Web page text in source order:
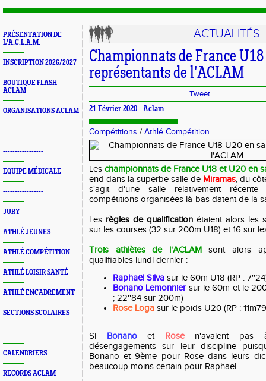
PRÉSENTATION DE
L'A.C.L.A.M.
INSCRIPTION 2026/2027
BOUTIQUE FLASH
ACLAM
ORGANISATIONS ACLAM
-----------------
-----------------
EQUIPE MÉDICALE
-----------------
JURY
ATHLÉ JEUNES
ATHLÉ COMPÉTITION
ATHLÉ LOISIR SANTÉ
ATHLÉ ENCADREMENT
SECTIONS SCOLAIRES
----------------
CALENDRIERS
RECORDS ACLAM
ACTUALITÉS
Championnats de France
représentants de l'ACLAM
Tweet
21 Février 2020 - Aclam
Compétitions / Athlé Compétition
Les championnats de France U18 et U20 en
end dans la superbe salle de Miramas, du
s'agit d'une salle relativement récente
compétitions organisées là-bas datent de la
Les règles de qualification étaient alors les
sur les courses (32 sur 200m U18) et 16 sur
Trois athlètes de l'ACLAMsont alors
qualifiables lundi dernier :
Raphaël Silva sur le 60m U18 (RP :
Bonano Lemonniersur le 60m et le
; 22''84 sur 200m)
Rose Loga sur le poids U20 (RP :
Si Bonanoet Rosen'avaient pas à
désengagements sur leur discipline
Bonano et 9ème pour Rose dans leurs
beaucoup moins certain pour Raphaël.